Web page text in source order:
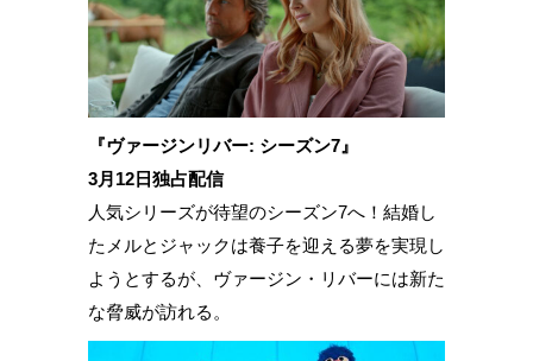
『ヴァージンリバー: シーズン7』
3月12日独占配信
人気シリーズが待望のシーズン7へ！結婚し
たメルとジャックは養子を迎える夢を実現し
ようとするが、ヴァージン・リバーには新た
な脅威が訪れる。